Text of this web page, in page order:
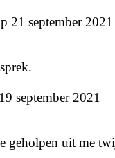
21 september 2021
september 2021
geholpen uit me